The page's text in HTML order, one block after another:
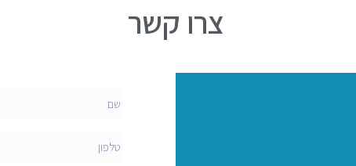
צרו קשר